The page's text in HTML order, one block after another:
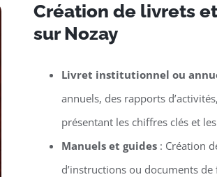
Création de livrets
sur Nozay
Livret institutionnel ou
annuels, des rapports
présentant les chiffres clés et
Manuels et guides : Création
d’instructions ou documents